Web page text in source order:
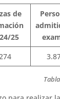
de
25